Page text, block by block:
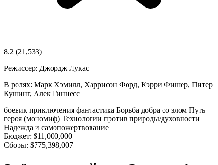
8.2 (21,533)
Режиссер: Джордж Лукас
В ролях: Марк Хэмилл, Харрисон Форд, Кэрри Фишер, Питер
Кушинг, Алек Гиннесс
боевик приключения фантастика Борьба добра со злом Путь
героя (мономиф) Технологии против природы/духовности
Надежда и самопожертвование
Бюджет: $11,000,000
Сборы: $775,398,007